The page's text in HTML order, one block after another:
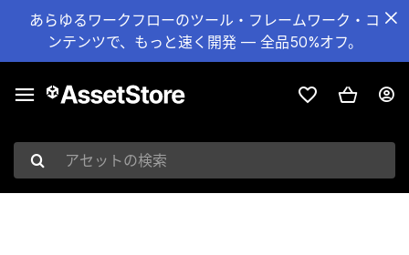
あらゆるワークフローのツール・フレームワーク・コ
ンテンツで、もっと速く開発 — 全品50%オフ。
アセットの検索